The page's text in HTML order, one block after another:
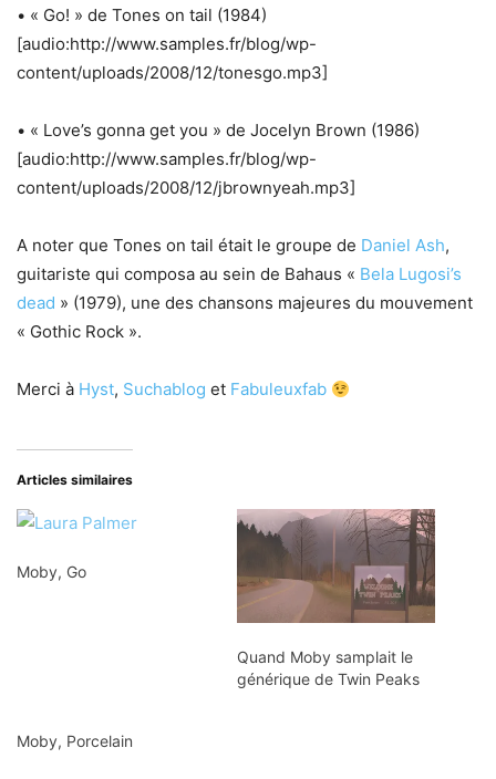
• « Go! » de Tones on tail (1984)
[audio:http://www.samples.fr/blog/wp-
content/uploads/2008/12/tonesgo.mp3]
• « Love’s gonna get you » de Jocelyn Brown (1986)
[audio:http://www.samples.fr/blog/wp-
content/uploads/2008/12/jbrownyeah.mp3]
A noter que Tones on tail était le groupe de Daniel Ash,
guitariste qui composa au sein de Bahaus « Bela Lugosi’s
dead » (1979), une des chansons majeures du mouvement
« Gothic Rock ».
Merci à Hyst, Suchablog et Fabuleuxfab
Articles similaires
Moby, Go
Quand Moby samplait le
générique de Twin Peaks
Moby, Porcelain